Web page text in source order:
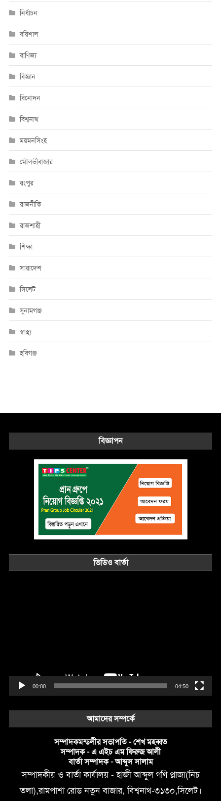
নির্বাচন
বরিশাল
বাণিজ্য
বিজ্ঞান
বিনোদন
বিশ্বনাথ
ময়মনসিংহ
মৌলভীবাজার
রংপুর
রাজনীতি
রাজশাহী
শিক্ষা
সারাদেশ
সিলেট
সুনামগঞ্জ
স্বাস্থ্য
হবিগঞ্জ
বিজ্ঞাপন
ভিডিও বার্তা
00:00 04:50
আমাদের সম্পর্কে
সম্পাদকমন্ডলীর সভাপতি - শেখ মহব্বত
সম্পাদক - এ এইচ এম ফিরুজ আলী
বার্তা সম্পাদক - আব্দুস সালাম
সম্পাদকীয় ও বার্তা কার্যালয় - হাজী আব্দুল গণি প্লাজা(নিচ
তলা),রামপাশা রোড নতুন বাজার, বিশ্বনাথ-৩১৩০,সিলেট।